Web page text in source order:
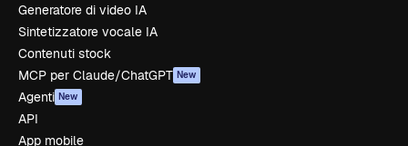
Generatore di video IA
Sintetizzatore vocale IA
Contenuti stock
MCP per Claude/ChatGPT New
Agenti New
API
App mobile